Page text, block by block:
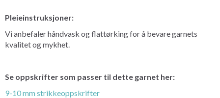
Pleieinstruksjoner:
Vi anbefaler håndvask og flattørking for å bevare garnets
kvalitet og mykhet.
Se oppskrifter som passer til dette garnet her:
9-10 mm strikkeoppskrifter